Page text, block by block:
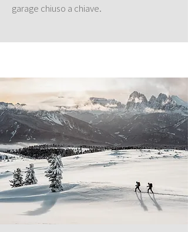
garage chiuso a chiave.